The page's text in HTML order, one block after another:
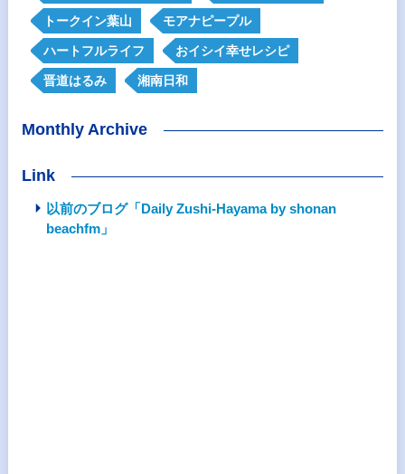
トークイン葉山 モアナピープル
ハートフルライフ おイシイ幸せレシピ
晋道はるみ 湘南日和
Monthly Archive
Link
以前のブログ「Daily Zushi-Hayama by shonan
beachfm」